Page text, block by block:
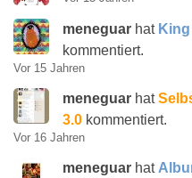
meneguar hat
kommentiert.
Vor 15 Jahren
meneguar hat
3.0 kommentiert.
Vor 16 Jahren
meneguar hat